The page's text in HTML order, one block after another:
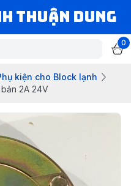
THUẬN DUNG
0
kiện cho Block lạnh
2A 24V